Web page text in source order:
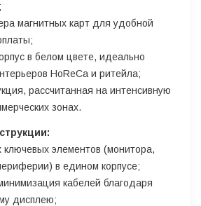
магнитных карт для удобной
в белом цвете, идеально
HoReCa и ритейла;
рассчитанная на интенсивную
зонах.
ключевых элементов (монитора,
в едином корпусе;
кабелей благодаря
дисплею;